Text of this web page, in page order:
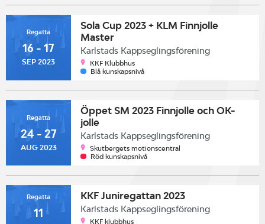
Regatta
16 - 17
SEP 2023
Sola Cup 2023 + KLM Finnjolle
Master
Karlstads Kappseglingsförening
KKF Klubbhus
Blå kunskapsnivå
Regatta
24 - 27
AUG 2023
Öppet SM 2023 Finnjolle och OK-
jolle
Karlstads Kappseglingsförening
Skutbergets motionscentral
Röd kunskapsnivå
Regatta
11
KKF Juniregattan 2023
Karlstads Kappseglingsförening
KKF klubbhus